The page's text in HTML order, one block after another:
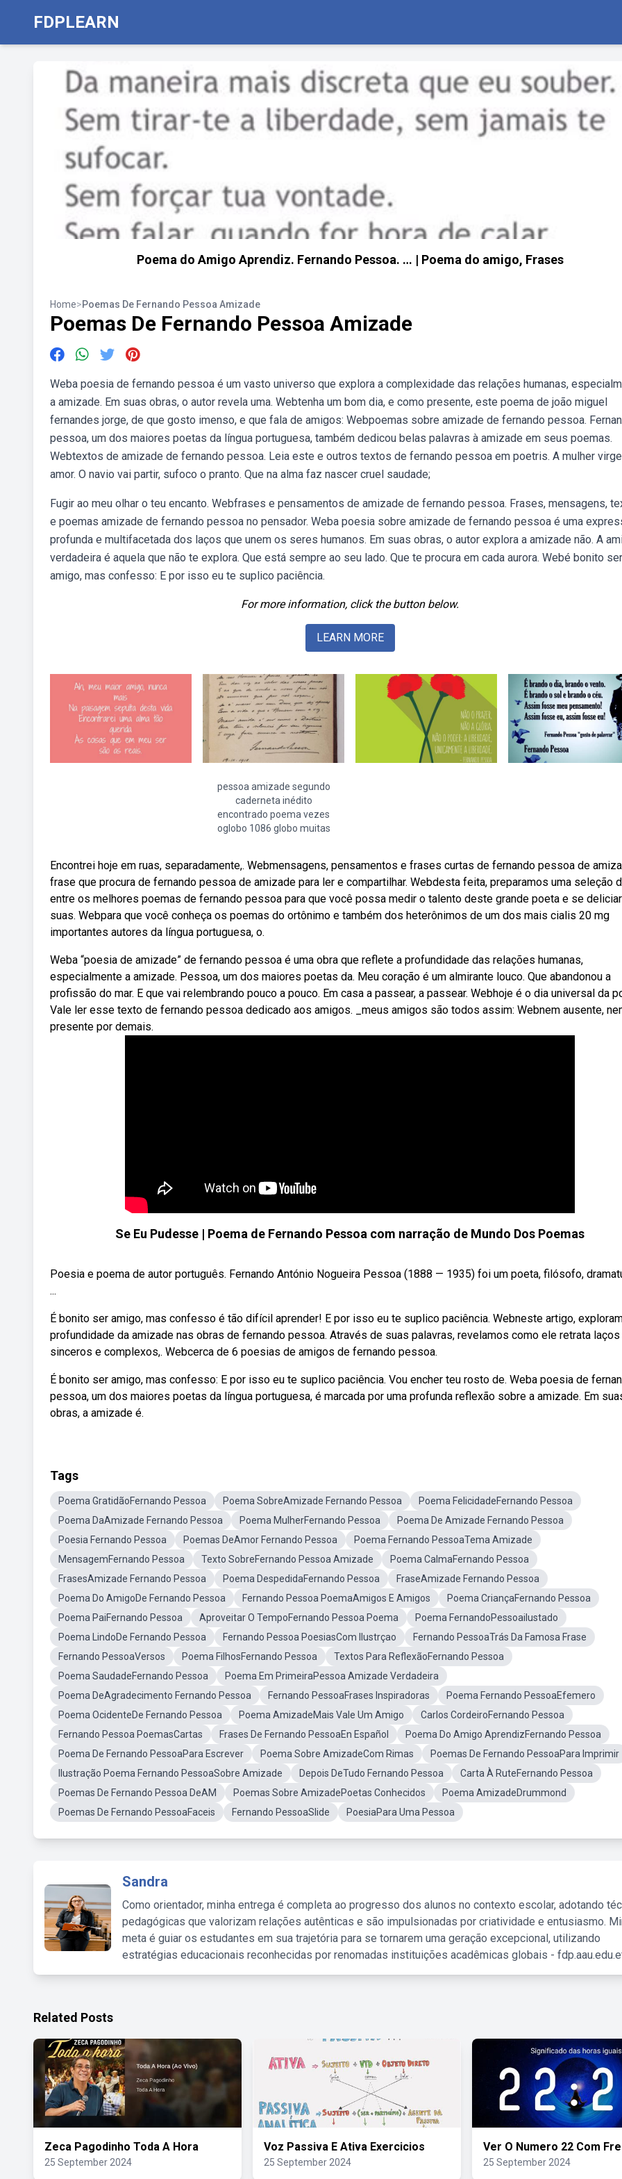
FDPLEARN
Poema do Amigo Aprendiz. Fernando Pessoa. … | Poema do amigo, Frases
Home>Poemas De Fernando Pessoa Amizade
Poemas De Fernando Pessoa Amizade
Weba poesia de fernando pessoa é um vasto universo que explora a complexidade das relações humanas,
a amizade. Em suas obras, o autor revela uma. Webtenha um bom dia, e como presente, este poema de joão miguel
fernandes jorge, de que gosto imenso, e que fala de amigos: Webpoemas sobre amizade de fernando pessoa.
pessoa, um dos maiores poetas da língua portuguesa, também dedicou belas palavras à amizade em seus poemas.
Webtextos de amizade de fernando pessoa. Leia este e outros textos de fernando pessoa em poetris. A mulher
amor. O navio vai partir, sufoco o pranto. Que na alma faz nascer cruel saudade;
Fugir ao meu olhar o teu encanto. Webfrases e pensamentos de amizade de fernando pessoa. Frases, mensagens,
e poemas amizade de fernando pessoa no pensador. Weba poesia sobre amizade de fernando pessoa é uma
profunda e multifacetada dos laços que unem os seres humanos. Em suas obras, o autor explora a amizade não. A
verdadeira é aquela que não te explora. Que está sempre ao seu lado. Que te procura em cada aurora. Webé bonito ser
amigo, mas confesso: E por isso eu te suplico paciência.
For more information, click the button below.
LEARN MORE
pessoa amizade segundo
caderneta inédito
encontrado poema vezes
oglobo 1086 globo muitas
Encontrei hoje em ruas, separadamente,. Webmensagens, pensamentos e frases curtas de fernando pessoa de
frase que procura de fernando pessoa de amizade para ler e compartilhar. Webdesta feita, preparamos uma seleção
entre os melhores poemas de fernando pessoa para que você possa medir o talento deste grande poeta e se
suas. Webpara que você conheça os poemas do ortônimo e também dos heterônimos de um dos mais cialis 20 mg
importantes autores da língua portuguesa, o.
Weba “poesia de amizade” de fernando pessoa é uma obra que reflete a profundidade das relações humanas,
especialmente a amizade. Pessoa, um dos maiores poetas da. Meu coração é um almirante louco. Que abandonou a
profissão do mar. E que vai relembrando pouco a pouco. Em casa a passear, a passear. Webhoje é o dia universal da
Vale ler esse texto de fernando pessoa dedicado aos amigos. _meus amigos são todos assim: Webnem ausente,
presente por demais.
Se Eu Pudesse | Poema de Fernando Pessoa com narração de Mundo Dos Poemas
Poesia e poema de autor português. Fernando António Nogueira Pessoa (1888 — 1935) foi um poeta, filósofo,
...
É bonito ser amigo, mas confesso é tão difícil aprender! E por isso eu te suplico paciência. Webneste artigo,
profundidade da amizade nas obras de fernando pessoa. Através de suas palavras, revelamos como ele retrata laços
sinceros e complexos,. Webcerca de 6 poesias de amigos de fernando pessoa.
É bonito ser amigo, mas confesso: E por isso eu te suplico paciência. Vou encher teu rosto de. Weba poesia de
pessoa, um dos maiores poetas da língua portuguesa, é marcada por uma profunda reflexão sobre a amizade. Em
obras, a amizade é.
Tags
Poema GratidãoFernando Pessoa Poema SobreAmizade Fernando Pessoa
Poema FelicidadeFernando Pessoa
Poema DaAmizade Fernando Pessoa
Poema MulherFernando Pessoa
Poema De Amizade Fernando Pessoa
Poesia Fernando Pessoa
Poemas DeAmor Fernando Pessoa
Poema Fernando PessoaTema Amizade
MensagemFernando Pessoa
Texto SobreFernando Pessoa Amizade
Poema CalmaFernando Pessoa
FrasesAmizade Fernando Pessoa
Poema DespedidaFernando Pessoa
FraseAmizade Fernando Pessoa
Poema Do AmigoDe Fernando Pessoa
Fernando Pessoa PoemaAmigos E Amigos
Poema CriançaFernando Pessoa
Poema PaiFernando Pessoa
Aproveitar O TempoFernando Pessoa Poema
Poema FernandoPessoailustado
Poema LindoDe Fernando Pessoa
Fernando Pessoa PoesiasCom Ilustrçao
Fernando PessoaTrás Da Famosa Frase
Fernando PessoaVersos
Poema FilhosFernando Pessoa
Textos Para ReflexãoFernando Pessoa
Poema SaudadeFernando Pessoa
Poema Em PrimeiraPessoa Amizade Verdadeira
Poema DeAgradecimento Fernando Pessoa
Fernando PessoaFrases Inspiradoras
Poema Fernando PessoaEfemero
Poema OcidenteDe Fernando Pessoa
Poema AmizadeMais Vale Um Amigo
Carlos CordeiroFernando Pessoa
Fernando Pessoa PoemasCartas
Frases De Fernando PessoaEn Español
Poema Do Amigo AprendizFernando Pessoa
Poema De Fernando PessoaPara Escrever
Poema Sobre AmizadeCom Rimas
Poemas De Fernando PessoaPara Imprimir
Ilustração Poema Fernando PessoaSobre Amizade
Depois DeTudo Fernando Pessoa
Carta À RuteFernando Pessoa
Poemas De Fernando Pessoa DeAM
Poemas Sobre AmizadePoetas Conhecidos
Poema AmizadeDrummond
Poemas De Fernando PessoaFaceis
Fernando PessoaSlide PoesiaPara Uma Pessoa
Sandra
Como orientador, minha entrega é completa ao progresso dos alunos no contexto escolar, adotando
pedagógicas que valorizam relações autênticas e são impulsionadas por criatividade e entusiasmo.
meta é guiar os estudantes em sua trajetória para se tornarem uma geração excepcional, utilizando
estratégias educacionais reconhecidas por renomadas instituições acadêmicas globais -
Related Posts
Zeca Pagodinho Toda A Hora
25 September 2024
Voz Passiva E Ativa Exercicios
25 September 2024
Ver O Numero 22 Com
25 September 2024